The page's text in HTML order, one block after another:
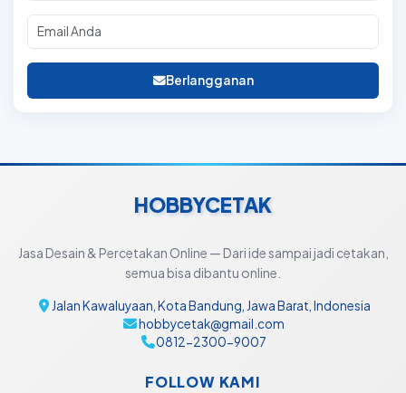
Berlangganan
HOBBYCETAK
Jasa Desain & Percetakan Online — Dari ide sampai jadi cetakan,
semua bisa dibantu online.
Jalan Kawaluyaan, Kota Bandung, Jawa Barat, Indonesia
hobbycetak@gmail.com
0812-2300-9007
FOLLOW KAMI